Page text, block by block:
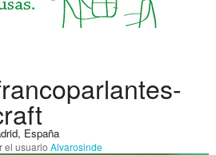
España
el usuario Alvarosinde